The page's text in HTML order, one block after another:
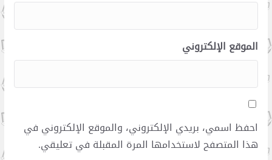
الموقع الإلكتروني
احفظ اسمي، بريدي الإلكتروني، والموقع الإلكتروني في
هذا المتصفح لاستخدامها المرة المقبلة في تعليقي.